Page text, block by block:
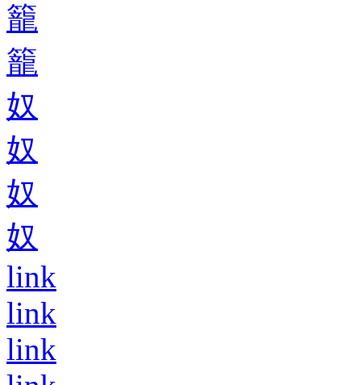
籠
籠
奴
奴
奴
奴
link
link
link